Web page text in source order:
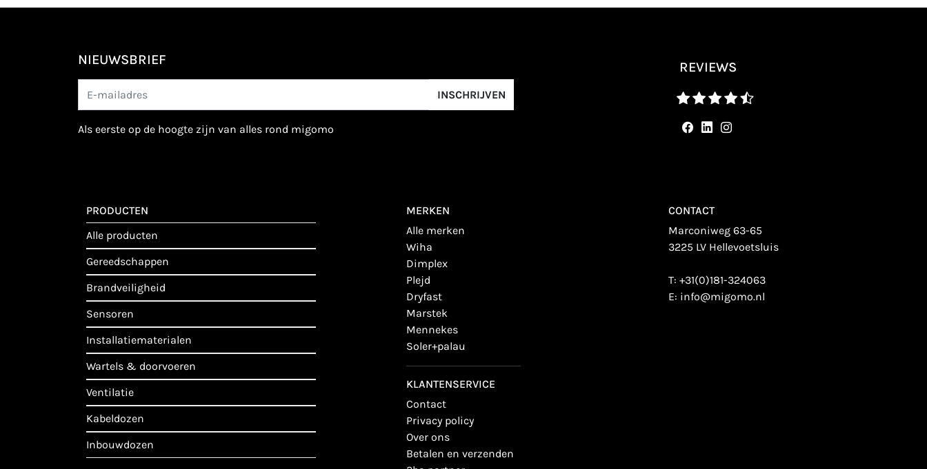
NIEUWSBRIEF
INSCHRIJVEN
als eerste op de hoogte zijn van alles rond migomo
REVIEWS
PRODUCTEN
alle producten
gereedschappen
brandveiligheid
sensoren
installatiematerialen
wartels & doorvoeren
ventilatie
kabeldozen
inbouwdozen
MERKEN
alle merken
wiha
dimplex
plejd
dryfast
marstek
mennekes
soler+palau
KLANTENSERVICE
contact
privacy policy
over ons
betalen en verzenden
CONTACT
Marconiweg 63-65
3225 LV Hellevoetsluis
T:+31(0)181-324063
E: info@migomo.nl